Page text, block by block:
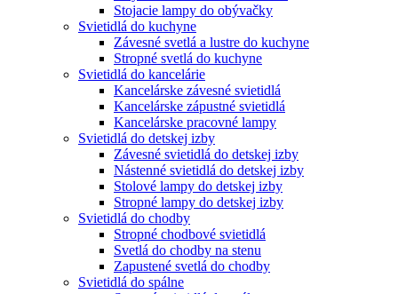
Stojacie lampy do obývačky
Svietidlá do kuchyne
Závesné svetlá a lustre do kuchyne
Stropné svetlá do kuchyne
Svietidlá do kancelárie
Kancelárske závesné svietidlá
Kancelárske zápustné svietidlá
Kancelárske pracovné lampy
Svietidlá do detskej izby
Závesné svietidlá do detskej izby
Nástenné svietidlá do detskej izby
Stolové lampy do detskej izby
Stropné lampy do detskej izby
Svietidlá do chodby
Stropné chodbové svietidlá
Svetlá do chodby na stenu
Zapustené svetlá do chodby
Svietidlá do spálne